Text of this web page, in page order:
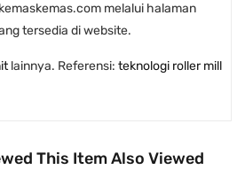
melalui halaman
tersedia di website.
lainnya. Referensi: teknologi roller mill
This Item Also Viewed